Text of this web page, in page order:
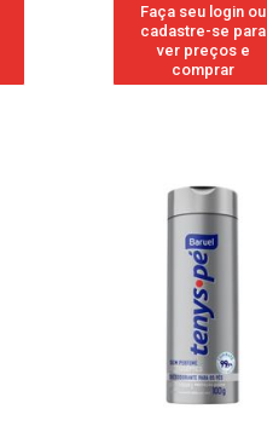
Faça seu login ou
cadastre-se para
ver preços e
comprar